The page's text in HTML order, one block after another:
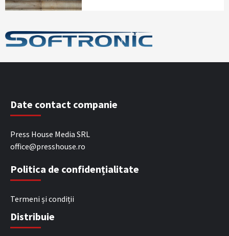
Date contact companie
Press House Media SRL
office@presshouse.ro
Politica de confidențialitate
Termeni și condiții
Distribuie